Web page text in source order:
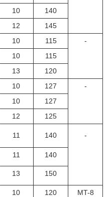
10
140
12
145
10 115
-
10
115
13
120
10 127
-
10
127
12 125
11 140 -
11 140
13 150
10 120
MT-8